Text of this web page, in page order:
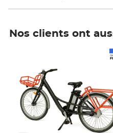
Nos clients ont